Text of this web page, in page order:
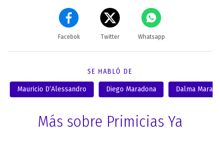
Facebok Twitter Whatsapp
SE HABLÓ DE
Mauricio D’Alessandro Diego Maradona Dalma
Más sobre Primicias Ya